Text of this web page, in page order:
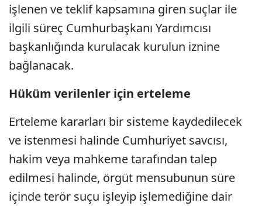
işlenen ve teklif kapsamına giren suçlar ile
ilgili süreç Cumhurbaşkanı Yardımcısı
başkanlığında kurulacak kurulun iznine
bağlanacak.
Hüküm verilenler için erteleme
Erteleme kararları bir sisteme kaydedilecek
ve istenmesi halinde Cumhuriyet savcısı,
hakim veya mahkeme tarafından talep
edilmesi halinde, örgüt mensubunun süre
içinde terör suçu işleyip işlemediğine dair